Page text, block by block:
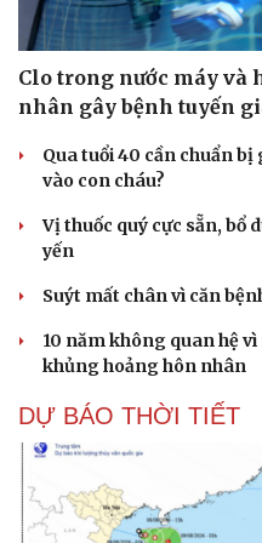
Clo trong nước máy và
nhân gây bệnh tuyến
Qua tuổi 40 cần chuẩn
vào con cháu?
Vị thuốc quý cực sẵn, bổ
yến
Suýt mất chân vì căn
10 năm không quan hệ
khủng hoảng hôn nhân
DỰ BÁO THỜI TIẾT